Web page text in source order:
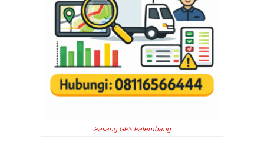
Pasang GPS Palembang